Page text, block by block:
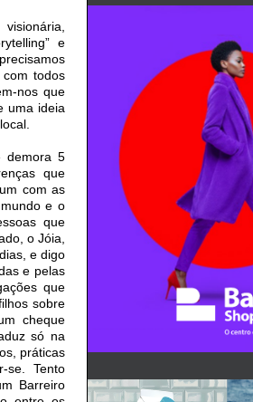
e
com todos
nos que
uma ideia
demora 5
que
com as
e o
que
o Jóia,
e digo
e pelas
que
sobre
cheque
só na
práticas
se. Tento
Barreiro